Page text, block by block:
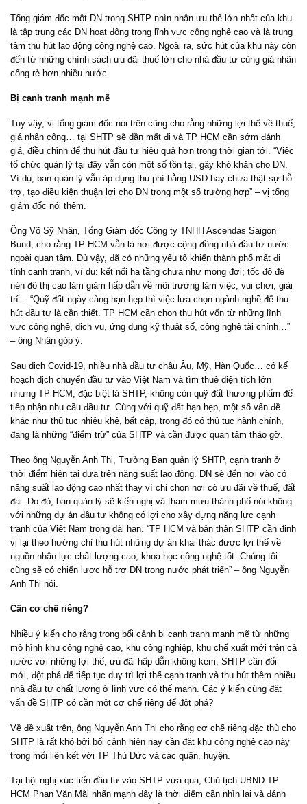
Tổng giám đốc một DN trong SHTP nhìn nhận ưu thế lớn nhất của khu
là tập trung các DN hoạt động trong lĩnh vực công nghệ cao và là trung
tâm thu hút lao động công nghệ cao. Ngoài ra, sức hút của khu này còn
đến từ những chính sách ưu đãi thuế lớn cho nhà đầu tư cùng giá nhân
công rẻ hơn nhiều nước.
Bị cạnh tranh mạnh mẽ
Tuy vậy, vị tổng giám đốc nói trên cũng cho rằng những lợi thế về thuế,
giá nhân công… tại SHTP sẽ dần mất đi và TP HCM cần sớm đánh
giá, điều chỉnh để thu hút đầu tư hiệu quả hơn trong thời gian tới. “Việc
tổ chức quản lý tại đây vẫn còn một số tồn tại, gây khó khăn cho DN.
Ví dụ, ban quản lý vẫn áp dụng thu phí bằng USD hay chưa thật sự hỗ
trợ, tạo điều kiện thuận lợi cho DN trong một số trường hợp” – vị tổng
giám đốc nói thêm.
Ông Võ Sỹ Nhân, Tổng Giám đốc Công ty TNHH Ascendas Saigon
Bund, cho rằng TP HCM vẫn là nơi được cộng đồng nhà đầu tư nước
ngoài quan tâm. Dù vậy, đã có những yếu tố khiến thành phố mất đi
tính cạnh tranh, ví dụ: kết nối hạ tầng chưa như mong đợi; tốc độ đè
nén đô thị cao làm giảm hấp dẫn về môi trường làm việc, vui chơi, giải
trí… “Quỹ đất ngày càng hạn hẹp thì việc lựa chọn ngành nghề để thu
hút đầu tư là cần thiết. TP HCM cần chọn thu hút vốn từ những lĩnh
vực công nghệ, dịch vụ, ứng dụng kỹ thuật số, công nghệ tài chính…”
– ông Nhân góp ý.
Sau dịch Covid-19, nhiều nhà đầu tư châu Âu, Mỹ, Hàn Quốc… có kế
hoạch dịch chuyển đầu tư vào Việt Nam và tìm thuê diện tích lớn
nhưng TP HCM, đặc biệt là SHTP, không còn quỹ đất thương phẩm để
tiếp nhận nhu cầu đầu tư. Cùng với quỹ đất hạn hẹp, một số vấn đề
khác như thủ tục nhiêu khê, bất cập, trong đó có thủ tục hành chính,
đang là những “điểm trừ” của SHTP và cần được quan tâm tháo gỡ.
Theo ông Nguyễn Anh Thi, Trưởng Ban quản lý SHTP, cạnh tranh ở
thời điểm hiện tại dựa trên năng suất lao động. DN sẽ đến nơi vào có
năng suất lao động cao nhất thay vì chỉ chọn nơi có ưu đãi về thuế, đất
đai. Do đó, ban quản lý sẽ kiến nghị và tham mưu thành phố nói không
với những dự án đầu tư không có lợi cho xây dựng năng lực cạnh
tranh của Việt Nam trong dài hạn. “TP HCM và bản thân SHTP cần định
vị lại theo hướng chỉ thu hút những dự án khai thác được lợi thế về
nguồn nhân lực chất lượng cao, khoa học công nghệ tốt. Chúng tôi
cũng sẽ có chiến lược hỗ trợ DN trong nước phát triển” – ông Nguyễn
Anh Thi nói.
Cần cơ chế riêng?
Nhiều ý kiến cho rằng trong bối cảnh bị cạnh tranh mạnh mẽ từ những
mô hình khu công nghệ cao, khu công nghiệp, khu chế xuất mới trên cả
nước với những lợi thế, ưu đãi hấp dẫn không kém, SHTP cần đổi
mới, đột phá để tiếp tục duy trì lợi thế cạnh tranh và thu hút thêm nhiều
nhà đầu tư chất lượng ở lĩnh vực có thế mạnh. Các ý kiến cũng đặt
vấn đề SHTP có cần một cơ chế riêng để đột phá?
Về đề xuất trên, ông Nguyễn Anh Thi cho rằng cơ chế riêng đặc thù cho
SHTP là rất khó bởi bối cảnh hiện nay cần đặt khu công nghệ cao này
trong mối liên kết với TP Thủ Đức và các quận, huyện.
Tại hội nghị xúc tiến đầu tư vào SHTP vừa qua, Chủ tịch UBND TP
HCM Phan Văn Mãi nhấn mạnh đây là thời điểm cần nhìn lại và đánh